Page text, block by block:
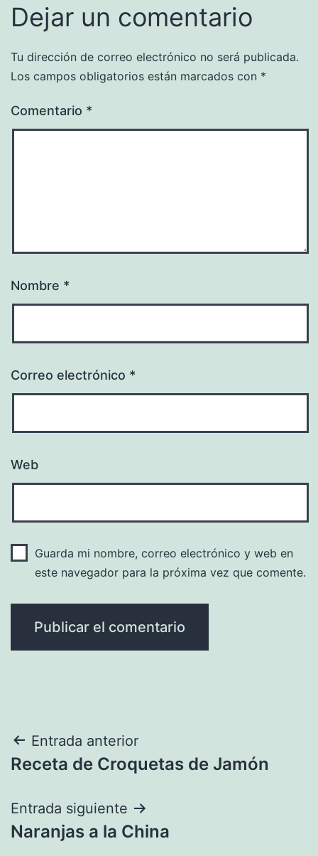
Dejar un comentario
Tu dirección de correo electrónico no será publicada.
Los campos obligatorios están marcados con *
Comentario *
Nombre *
Correo electrónico *
Web
Guarda mi nombre, correo electrónico y web en
este navegador para la próxima vez que comente.
Navegación
de
entradas
Entrada anterior
Receta de Croquetas de Jamón
Entrada siguiente
Naranjas a la China